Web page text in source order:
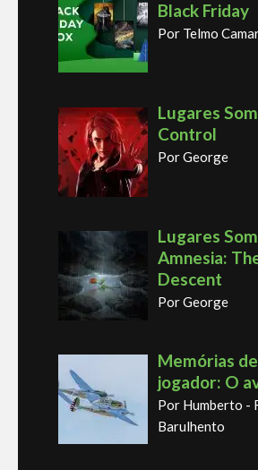
Black Friday
Por Telmo
Lugares
Control
Por George
Lugares
Amnesia:
Descent
Por George
Memórias
jogador: O
Por Humberto -
Barulhento